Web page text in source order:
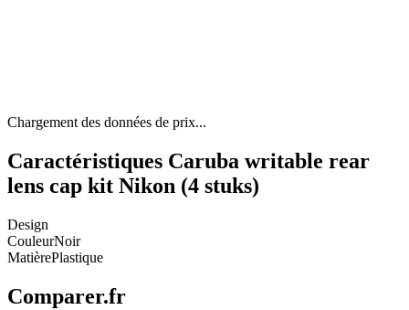
Chargement des données de prix...
Caractéristiques Caruba writable rear
lens cap kit Nikon (4 stuks)
Design
CouleurNoir
MatièrePlastique
Comparer.fr